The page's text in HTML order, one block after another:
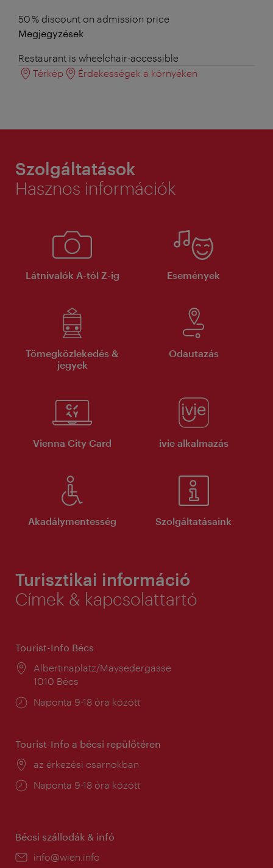
50 % discount on admission price
Megjegyzések
Restaurant is wheelchair-accessible
Térkép
Érdekességek a környéken
Szolgáltatások
Hasznos információk
Látnivalók A-tól Z-ig Események
Tömegközlekedés &
jegyek
Odautazás
Vienna City Card ivie alkalmazás
Akadálymentesség Szolgáltatásaink
Turisztikai információ
Címek & kapcsolattartó
Tourist-Info Bécs
Helyszín:
Albertinaplatz/Maysedergasse
1010 Bécs
Nyitva
Naponta 9-18 óra között
Tourist-Info a bécsi repülőtéren
Helyszín:
az érkezési csarnokban
Nyitva
Naponta 9-18 óra között
Bécsi szállodák & infó
E-
info@wien.info